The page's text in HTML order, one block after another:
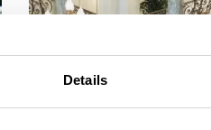
Details